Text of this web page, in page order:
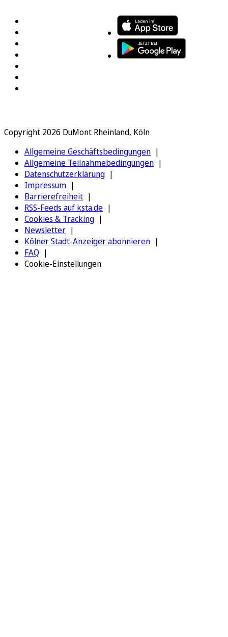
Copyright 2026 DuMont Rheinland, Köln
Allgemeine Geschäftsbedingungen
Allgemeine Teilnahmebedingungen
Datenschutzerklärung
Impressum
Barrierefreiheit
RSS-Feeds auf ksta.de
Cookies & Tracking
Newsletter
Kölner Stadt-Anzeiger abonnieren
FAQ
Cookie-Einstellungen